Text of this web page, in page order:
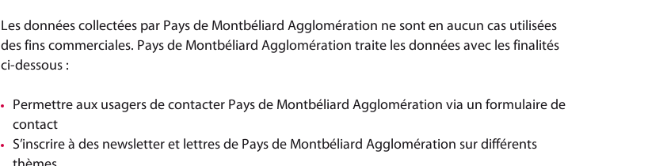
Les données collectées par Pays de Montbéliard Agglomération ne sont en aucun cas utilisées
des fins commerciales. Pays de Montbéliard Agglomération traite les données avec les finalités
ci-dessous :
Permettre aux usagers de contacter Pays de Montbéliard Agglomération via un formulaire de
contact
S’inscrire à des newsletter et lettres de Pays de Montbéliard Agglomération sur différents